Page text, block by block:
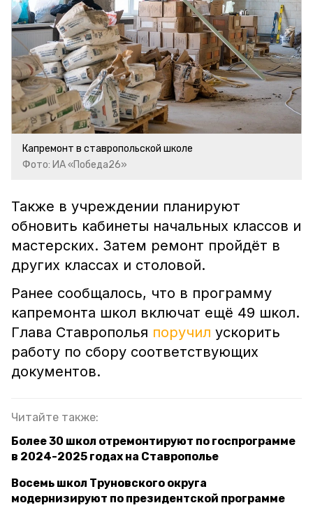
Капремонт в ставропольской школе
Фото: ИА «Победа26»
Также в учреждении планируют
обновить кабинеты начальных классов и
мастерских. Затем ремонт пройдёт в
других классах и столовой.
Ранее сообщалось, что в программу
капремонта школ включат ещё 49 школ.
Глава Ставрополья поручил ускорить
работу по сбору соответствующих
документов.
Читайте также:
Более 30 школ отремонтируют по госпрограмме
в 2024-2025 годах на Ставрополье
Восемь школ Труновского округа
модернизируют по президентской программе